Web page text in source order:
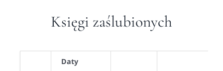
Księgi zaślubionych
Daty